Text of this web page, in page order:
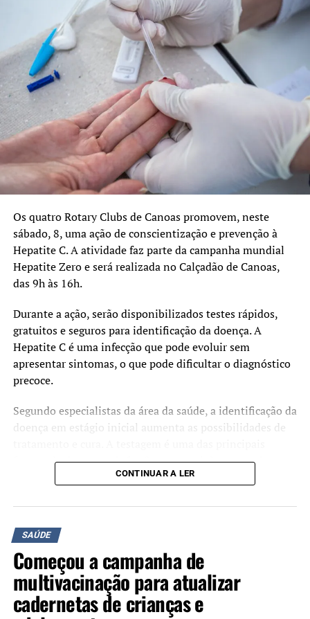
Os quatro Rotary Clubs de Canoas promovem, neste
sábado, 8, uma ação de conscientização e prevenção à
Hepatite C. A atividade faz parte da campanha mundial
Hepatite Zero e será realizada no Calçadão de Canoas,
das 9h às 16h.
Durante a ação, serão disponibilizados testes rápidos,
gratuitos e seguros para identificação da doença. A
Hepatite C é uma infecção que pode evoluir sem
apresentar sintomas, o que pode dificultar o diagnóstico
precoce.
Segundo especialistas da área da saúde, a identificação da
doença em estágio inicial aumenta as possibilidades de
formas de detectar a infecção e encaminhar os pacientes
para acompanhamento adequado.
A iniciativa é organizada pelos Rotary Clubs Canoas
Industrial, Canoas, Canoas Nordeste e Canoas
Integração, com o objetivo de ampliar o acesso à
informação e estimular a realização do diagnóstico.
CONTINUAR A LER
SAÚDE
Começou a campanha de
multivacinação para atualizar
cadernetas de crianças e